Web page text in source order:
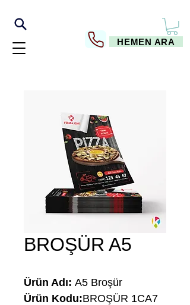
HEMEN ARA
BROŞÜR A5
Ürün Adı: A5 Broşür
Ürün Kodu:BROŞÜR 1CA7